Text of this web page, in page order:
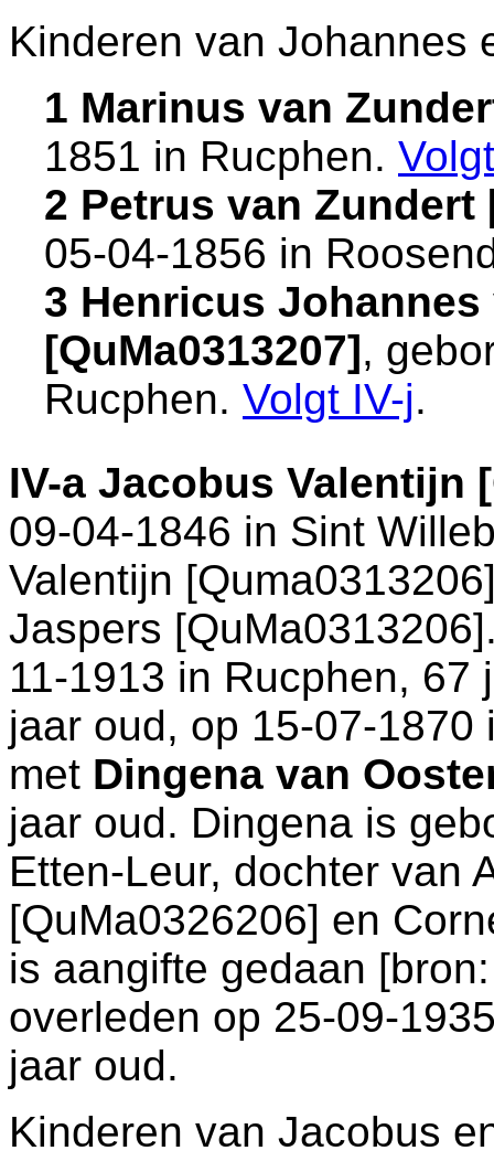
Kinderen van Johannes
1 Marinus van
1851 in Rucphen.
2 Petrus van Zundert
05-04-1856 in
3 Henricus
[QuMa0313207],
Rucphen. Volgt IV-j.
IV-a Jacobus Valentijn
09-04-1846 in Sint
Valentijn
Jaspers
11-1913 in Rucphen, 67
jaar oud, op 15-07-
met Dingena van
jaar oud. Dingena is
Etten-Leur, dochter van
[QuMa0326206] en
is aangifte gedaan [
overleden op 25-09-
jaar oud.
Kinderen van Jacobus